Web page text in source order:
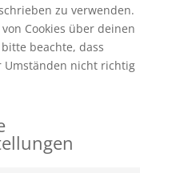
zu verwenden.
Cookies über deinen
beachte, dass
Umständen nicht richtig